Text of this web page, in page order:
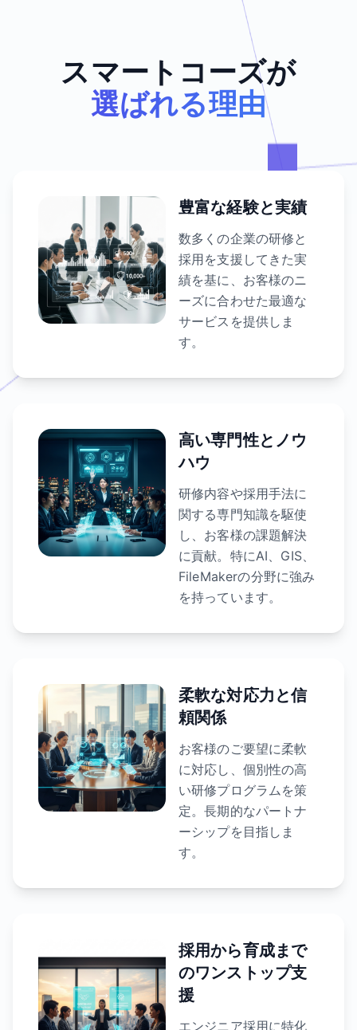
スマートコーズが
選ばれる理由
豊富な経験と実績
数多くの企業の研修と
採用を支援してきた実
績を基に、お客様のニ
ーズに合わせた最適な
サービスを提供しま
す。
高い専門性とノウ
ハウ
研修内容や採用手法に
関する専門知識を駆使
し、お客様の課題解決
に貢献。特にAI、GIS、
FileMakerの分野に強み
を持っています。
柔軟な対応力と信
頼関係
お客様のご要望に柔軟
に対応し、個別性の高
い研修プログラムを策
定。長期的なパートナ
ーシップを目指しま
す。
採用から育成まで
のワンストップ支
援
エンジニア採用に特化